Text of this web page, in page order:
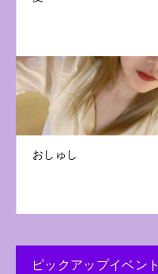
おしゅし
ピックアップイベント